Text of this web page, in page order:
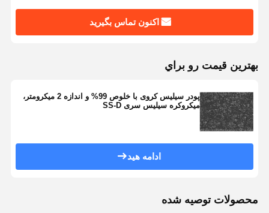
میکروکره های سیلیسی تک پراکنده
پودر سیلیکون کروی
نانوکره های سیلیس
لوازم آرایشی میکروسفرهای سیلیس
پودر نانو سیلیس
پودر آلومینیوم کروی
اکنون تماس بگیرید
بهترين قيمت رو براي
پودر سیلیس کروی با خلوص 99% و اندازه 2 میکرومتر،
میکروکره سیلیس سری SS-D
ادامه هید
محصولات توصیه شده